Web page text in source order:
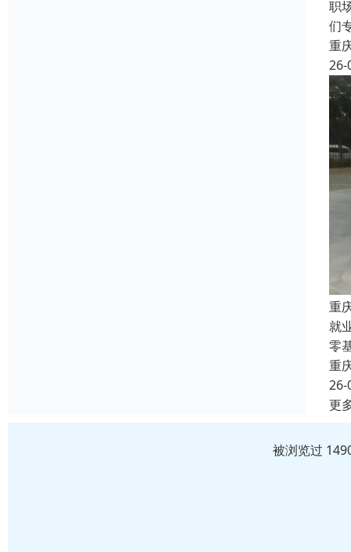
职
们
重
26-
重
就
零
重
26-
更
被浏览过